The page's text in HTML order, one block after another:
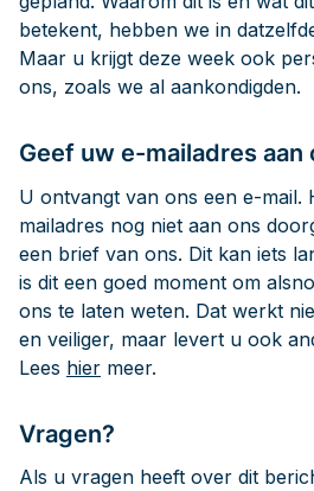
betekent, hebben we in
Maar u krijgt deze week ook
ons, zoals we al aankondigden.
Geef uw e-mailadres aan
U ontvangt van ons een e-mail.
mailadres nog niet aan ons
een brief van ons. Dit kan iets
is dit een goed moment om
ons te laten weten. Dat werkt
en veiliger, maar levert u ook
Lees hier meer.
Vragen?
Als u vragen heeft over dit